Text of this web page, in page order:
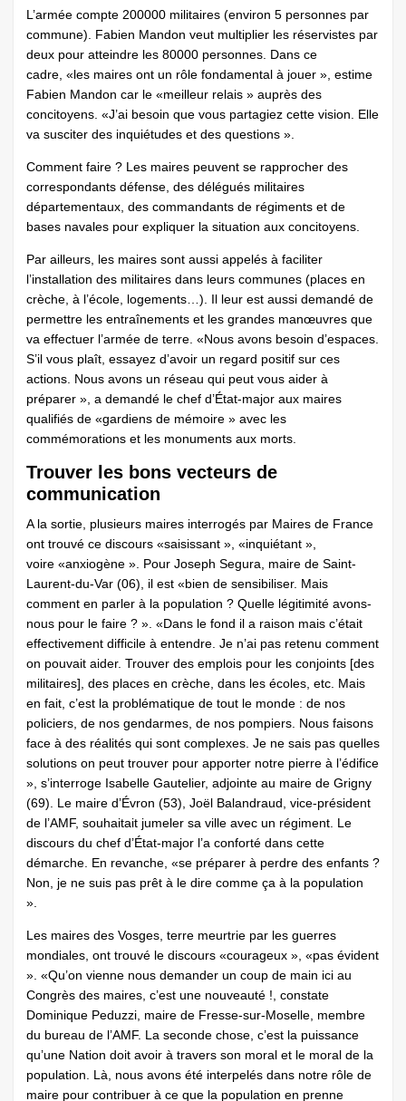
L’armée compte 200000 militaires (environ 5 personnes par
commune). Fabien Mandon veut multiplier les réservistes par
deux pour atteindre les 80000 personnes. Dans ce
cadre, «les maires ont un rôle fondamental à jouer », estime
Fabien Mandon car le «meilleur relais » auprès des
concitoyens. «J’ai besoin que vous partagiez cette vision. Elle
va susciter des inquiétudes et des questions ».
Comment faire ? Les maires peuvent se rapprocher des
correspondants défense, des délégués militaires
départementaux, des commandants de régiments et de
bases navales pour expliquer la situation aux concitoyens.
Par ailleurs, les maires sont aussi appelés à faciliter
l’installation des militaires dans leurs communes (places en
crèche, à l’école, logements…). Il leur est aussi demandé de
permettre les entraînements et les grandes manœuvres que
va effectuer l’armée de terre. «Nous avons besoin d’espaces.
S’il vous plaît, essayez d’avoir un regard positif sur ces
actions. Nous avons un réseau qui peut vous aider à
préparer », a demandé le chef d’État-major aux maires
qualifiés de «gardiens de mémoire » avec les
commémorations et les monuments aux morts.
Trouver les bons vecteurs de
communication
A la sortie, plusieurs maires interrogés par Maires de France
ont trouvé ce discours «saisissant », «inquiétant »,
voire «anxiogène ». Pour Joseph Segura, maire de Saint-
Laurent-du-Var (06), il est «bien de sensibiliser. Mais
comment en parler à la population ? Quelle légitimité avons-
nous pour le faire ? ». «Dans le fond il a raison mais c’était
effectivement difficile à entendre. Je n’ai pas retenu comment
on pouvait aider. Trouver des emplois pour les conjoints [des
militaires], des places en crèche, dans les écoles, etc. Mais
en fait, c’est la problématique de tout le monde : de nos
policiers, de nos gendarmes, de nos pompiers. Nous faisons
face à des réalités qui sont complexes. Je ne sais pas quelles
solutions on peut trouver pour apporter notre pierre à l’édifice
», s’interroge Isabelle Gautelier, adjointe au maire de Grigny
(69). Le maire d’Évron (53), Joël Balandraud, vice-président
de l’AMF, souhaitait jumeler sa ville avec un régiment. Le
discours du chef d’État-major l’a conforté dans cette
démarche. En revanche, «se préparer à perdre des enfants ?
Non, je ne suis pas prêt à le dire comme ça à la population
».
Les maires des Vosges, terre meurtrie par les guerres
mondiales, ont trouvé le discours «courageux », «pas évident
». «Qu’on vienne nous demander un coup de main ici au
Congrès des maires, c’est une nouveauté !, constate
Dominique Peduzzi, maire de Fresse-sur-Moselle, membre
du bureau de l’AMF. La seconde chose, c’est la puissance
qu’une Nation doit avoir à travers son moral et le moral de la
population. Là, nous avons été interpelés dans notre rôle de
maire pour contribuer à ce que la population en prenne